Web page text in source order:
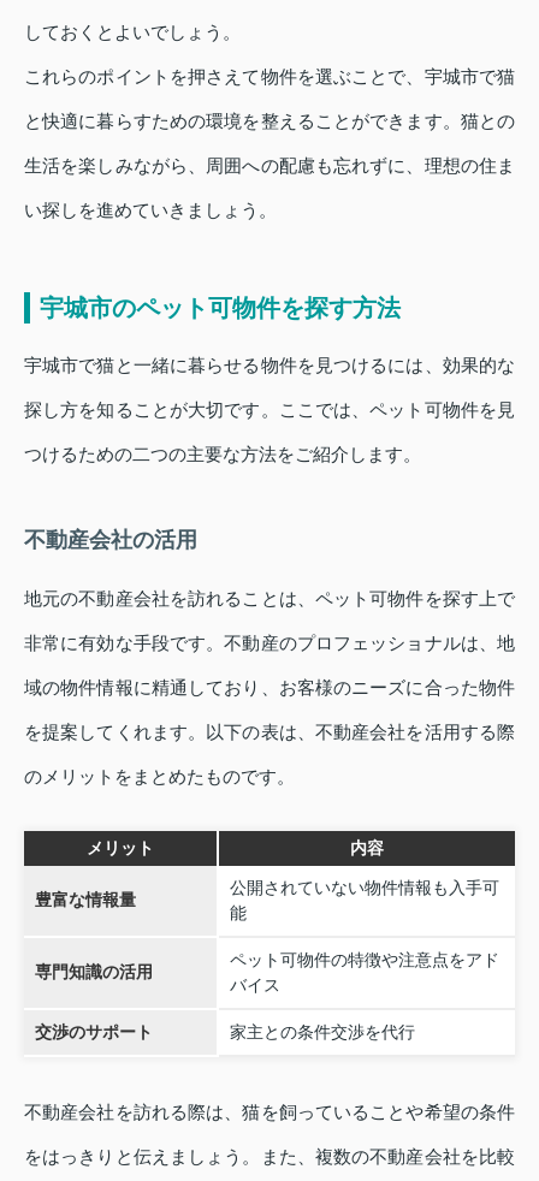
しておくとよいでしょう。
これらのポイントを押さえて物件を選ぶことで、宇城市で猫
と快適に暮らすための環境を整えることができます。猫との
生活を楽しみながら、周囲への配慮も忘れずに、理想の住ま
い探しを進めていきましょう。
宇城市のペット可物件を探す方法
宇城市で猫と一緒に暮らせる物件を見つけるには、効果的な
探し方を知ることが大切です。ここでは、ペット可物件を見
つけるための二つの主要な方法をご紹介します。
不動産会社の活用
地元の不動産会社を訪れることは、ペット可物件を探す上で
非常に有効な手段です。不動産のプロフェッショナルは、地
域の物件情報に精通しており、お客様のニーズに合った物件
を提案してくれます。以下の表は、不動産会社を活用する際
のメリットをまとめたものです。
メリット 内容
豊富な情報量
公開されていない物件情報も入手可
能
専門知識の活用
ペット可物件の特徴や注意点をアド
バイス
交渉のサポート 家主との条件交渉を代行
不動産会社を訪れる際は、猫を飼っていることや希望の条件
をはっきりと伝えましょう。また、複数の不動産会社を比較